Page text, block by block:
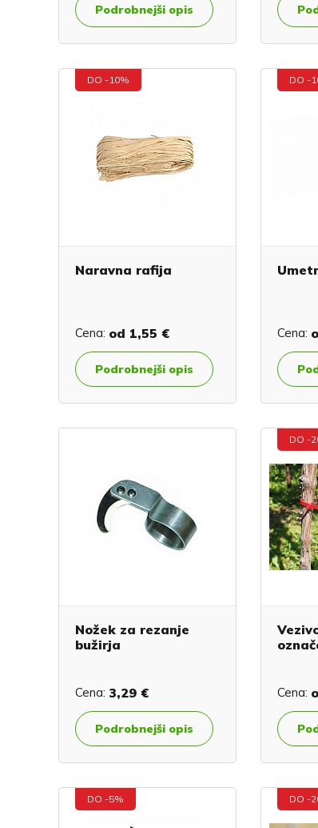
Podrobnejši opis
DO -10%
Naravna rafija
Cena: od 1,55 €
Podrobnejši opis
DO -
Cena:
Nožek za rezanje
bužirja
Cena: 3,29 €
Podrobnejši opis
DO -
Cena:
DO -5% DO -